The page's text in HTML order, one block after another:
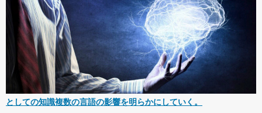
としての知識複数の言語の影響を明らかにしていく。